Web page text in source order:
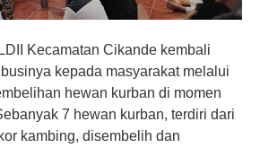
Kecamatan Cikande kembali
kepada masyarakat melalui
hewan kurban di momen
7 hewan kurban, terdiri dari
kambing, disembelih dan